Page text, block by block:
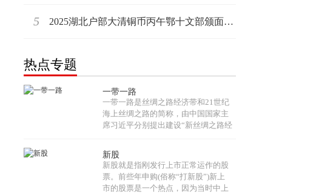
5 2025湖北户部大清铜币丙午鄂十文部颁面龙图片 价格
热点专题
一带一路
一带一路是丝绸之路经济带和21世纪
海上丝绸之路的简称，由中国国家主
席习近平分别提出建设“新丝绸之路经
构想。“一带一路”共同打造政治互
信、经济融合、文化包容的利益共同
体、命运共同体和责任共同体。...
新股
新股就是指刚发行上市正常运作的股
票。前些年申购(俗称“打新股”)新上
市的股票是一个热点，因为当时中上